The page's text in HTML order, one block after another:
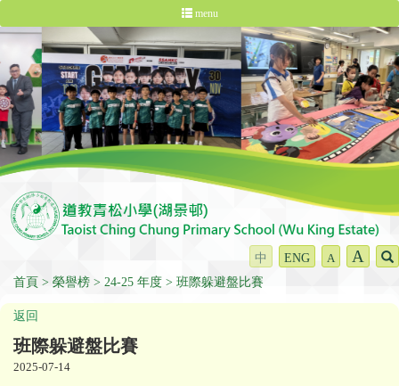
menu
中 ENG A A
首頁 榮譽榜 24-25 年度 班際躲避盤比賽
返回
班際躲避盤比賽
2025-07-14